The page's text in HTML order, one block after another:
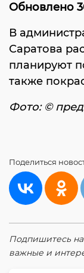
Обновлено
В
Саратова
планируют
также
Фото: ©
Поделиться
Подпишитесь
важные и